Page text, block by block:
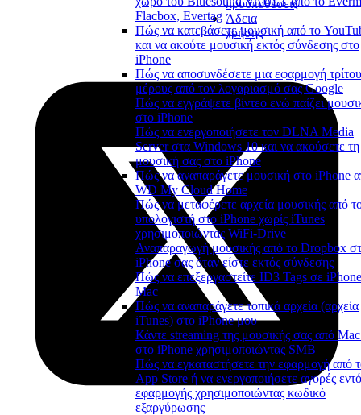
Flacbox, Evertag
Πώς να κατεβάσετε μουσική από το
και να ακούτε μουσική εκτός σύνδεσης στο
iPhone
Πώς να αποσυνδέσετε μια εφαρμογή τρίτου
μέρους από τον λογαριασμό σας Google
Πώς να εγγράψετε βίντεο ενώ παίζει
στο iPhone
Πώς να ενεργοποιήσετε τον DLNA Media
Server στα Windows 10 και να ακούσετε τη
μουσική σας στο iPhone
Πώς να αναπαράγετε μουσική στο iPhone
WD My Cloud Home
Πώς να μεταφέρετε αρχεία μουσικής από
υπολογιστή στο iPhone χωρίς iTunes
χρησιμοποιώντας WiFi-Drive
Αναπαραγωγή μουσικής από το Dropbox
iPhone σας όταν είστε εκτός σύνδεσης
Πώς να επεξεργαστείτε ID3 Tags σε
Mac
Πώς να αναπαράγετε τοπικά αρχεία (αρχεία
iTunes) στο iPhone μου
Κάντε streaming της μουσικής σας από
στο iPhone χρησιμοποιώντας SMB
Πώς να εγκαταστήσετε την εφαρμογή από
App Store ή να ενεργοποιήσετε αγορές
εφαρμογής χρησιμοποιώντας κωδικό
εξαργύρωσης
προϋποθέσεις
Άδεια
χρήσης